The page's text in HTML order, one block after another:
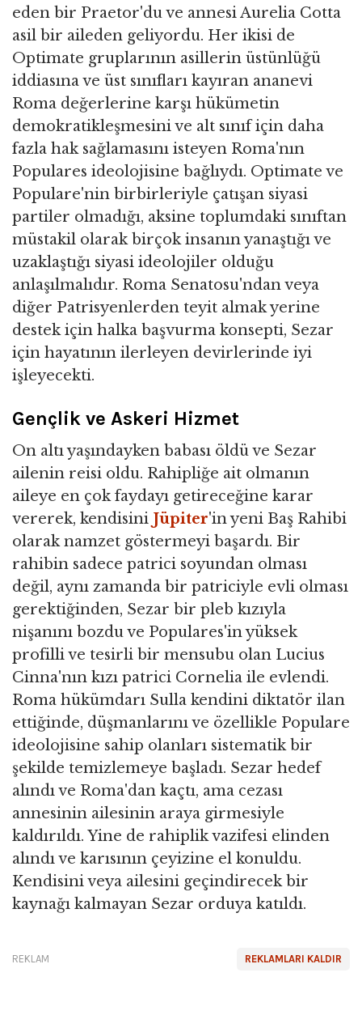
eden bir Praetor'du ve annesi Aurelia Cotta
asil bir aileden geliyordu. Her ikisi de
Optimate gruplarının asillerin üstünlüğü
iddiasına ve üst sınıfları kayıran ananevi
Roma değerlerine karşı hükümetin
demokratikleşmesini ve alt sınıf için daha
fazla hak sağlamasını isteyen Roma'nın
Populares ideolojisine bağlıydı. Optimate ve
Populare'nin birbirleriyle çatışan siyasi
partiler olmadığı, aksine toplumdaki sınıftan
müstakil olarak birçok insanın yanaştığı ve
uzaklaştığı siyasi ideolojiler olduğu
anlaşılmalıdır. Roma Senatosu'ndan veya
diğer Patrisyenlerden teyit almak yerine
destek için halka başvurma konsepti, Sezar
için hayatının ilerleyen devirlerinde iyi
işleyecekti.
Gençlik ve Askeri Hizmet
On altı yaşındayken babası öldü ve Sezar
ailenin reisi oldu. Rahipliğe ait olmanın
aileye en çok faydayı getireceğine karar
vererek, kendisini Jüpiter'in yeni Baş Rahibi
olarak namzet göstermeyi başardı. Bir
rahibin sadece patrici soyundan olması
değil, aynı zamanda bir patriciyle evli olması
gerektiğinden, Sezar bir pleb kızıyla
nişanını bozdu ve Populares'in yüksek
profilli ve tesirli bir mensubu olan Lucius
Cinna'nın kızı patrici Cornelia ile evlendi.
Roma hükümdarı Sulla kendini diktatör ilan
ettiğinde, düşmanlarını ve özellikle Populare
ideolojisine sahip olanları sistematik bir
şekilde temizlemeye başladı. Sezar hedef
alındı ​​ve Roma'dan kaçtı, ama cezası
annesinin ailesinin araya girmesiyle
kaldırıldı. Yine de rahiplik vazifesi elinden
alındı ​​ve karısının çeyizine el konuldu.
Kendisini veya ailesini geçindirecek bir
kaynağı kalmayan Sezar orduya katıldı.
REKLAMLARI KALDIR
REKLAM